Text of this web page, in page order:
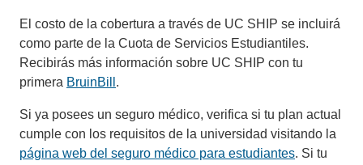
El costo de la cobertura a través de UC SHIP se incluirá
como parte de la Cuota de Servicios Estudiantiles.
Recibirás más información sobre UC SHIP con tu
primera BruinBill .
Si ya posees un seguro médico, verifica si tu plan actual
cumple con los requisitos de la universidad visitando la
página web del seguro médico para estudiantes. Si tu